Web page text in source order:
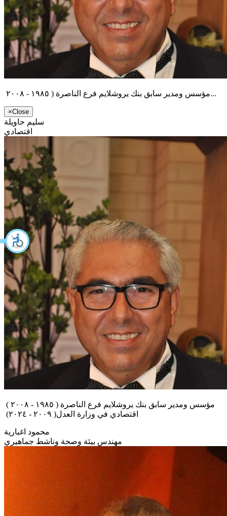
مؤسس ومدير سابق بنك يروشلايم فرع الناصرة ( ١٩٨٥ - ٢٠٠٨...
×Close
سليم حاويلة
اقتصادي
مؤسس ومدير سابق بنك يروشلايم فرع الناصرة ( ١٩٨٥ - ٢٠٠٨ )
اقتصادي في وزارة العدل( ٢٠٠٩ - ٢٠٢٤)
محمود اغبارية
مهندس بيئة وصحة وناشط جماهيري